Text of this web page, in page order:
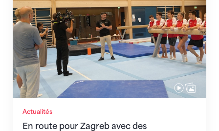
Actualités
En route pour Zagreb avec des